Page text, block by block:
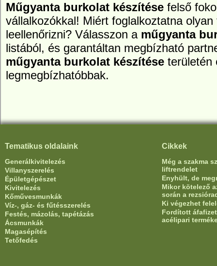
Műgyanta burkolat készítése felső
vállalkozókkal! Miért foglalkoztatna
leellenőrizni? Válasszon a műgyanta
listából, és garantáltan megbízható
műgyanta burkolat készítése területén
legmegbízhatóbbak.
Tematikus oldalaink
Generálkivitelezés
Villanyszerelés
Épületgépészet
Kivitelezés
Kőművesmunkák
Víz-, gáz- és fűtésszerelés
Festés, mázolás, tapétázás
Ácsmunkák
Magasépítés
Tetőfedés
Cikkek
Még a szakma
liftrendelet
Enyhült, de
Mikor kötelező
során a
Ki végezhet
Fordított
acélipari